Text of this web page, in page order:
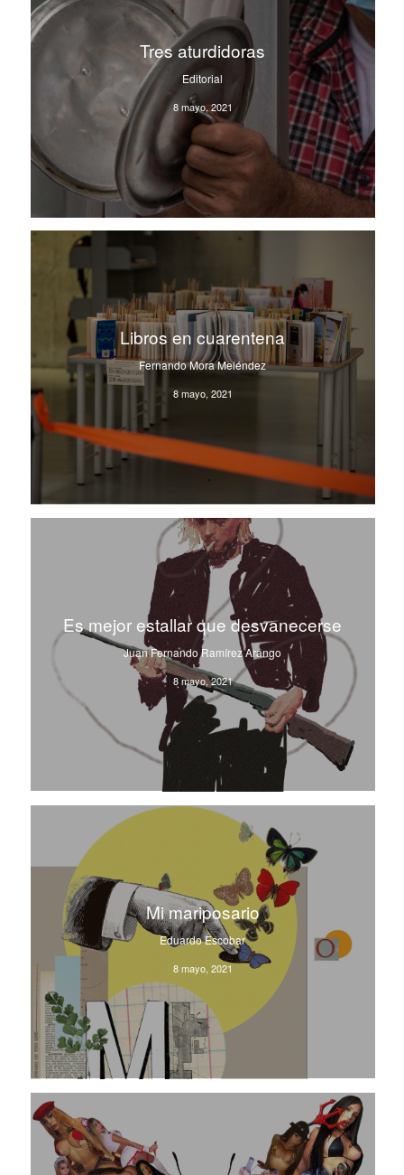
Tres aturdidoras
Editorial
8 mayo, 2021
Libros en cuarentena
Fernando Mora Meléndez
8 mayo, 2021
Es mejor estallar que desvanecerse
Juan Fernando Ramírez Arango
8 mayo, 2021
Mi mariposario
Eduardo Escobar
8 mayo, 2021